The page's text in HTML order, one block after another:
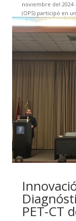
noviembre del 2024
(OPS) participó en
sostenibilidad de los
PET-CT